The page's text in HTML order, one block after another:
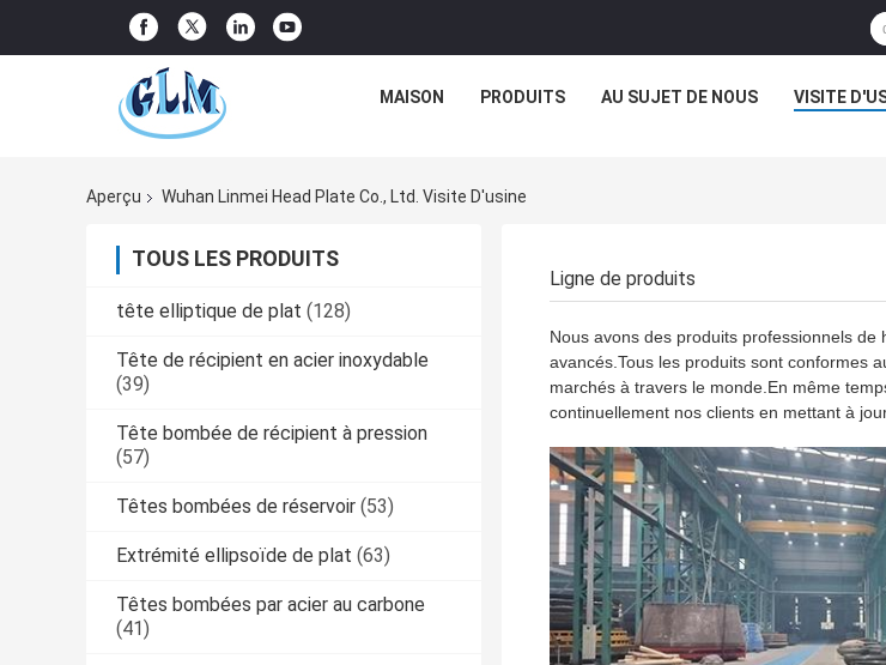
MAISON PRODUITS AU SUJET DE NOUS VISITE
Aperçu Wuhan Linmei Head Plate Co., Ltd. Visite D'usine
TOUS LES PRODUITS
tête elliptique de plat (128)
Tête de récipient en acier inoxydable
(39)
Tête bombée de récipient à pression
(57)
Têtes bombées de réservoir (53)
Extrémité ellipsoïde de plat (63)
Têtes bombées par acier au carbone
(41)
Ligne de produits
Nous avons des produits professionnels
avancés.Tous les produits sont conformes
marchés à travers le monde.En même
continuellement nos clients en mettant à